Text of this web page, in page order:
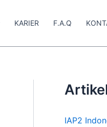
KARIER F.A.Q
IAP2